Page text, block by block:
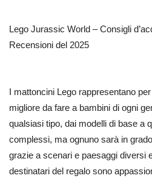
Lego Jurassic World – Consigli
Recensioni del 2025
I mattoncini Lego rappresentano
migliore da fare a bambini di ogni
qualsiasi tipo, dai modelli di base a
complessi, ma ognuno sarà in
grazie a scenari e paesaggi diversi
destinatari del regalo sono